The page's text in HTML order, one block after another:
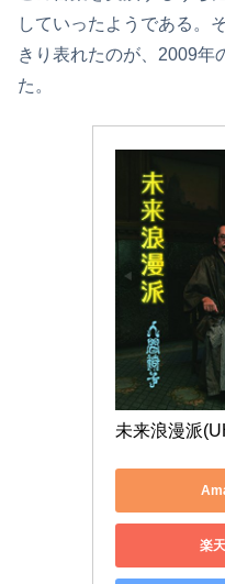
していったようである。
きり表れたのが、2009年
た。
未来浪漫派
楽